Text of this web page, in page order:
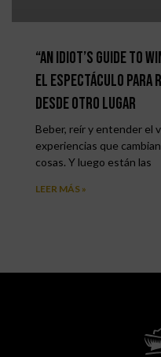
“An Idiot’s Guide to
el espectáculo para
desde otro lugar
Beber, reír y entender el
experiencias que
cosas. Y luego están las
LEER MÁS »